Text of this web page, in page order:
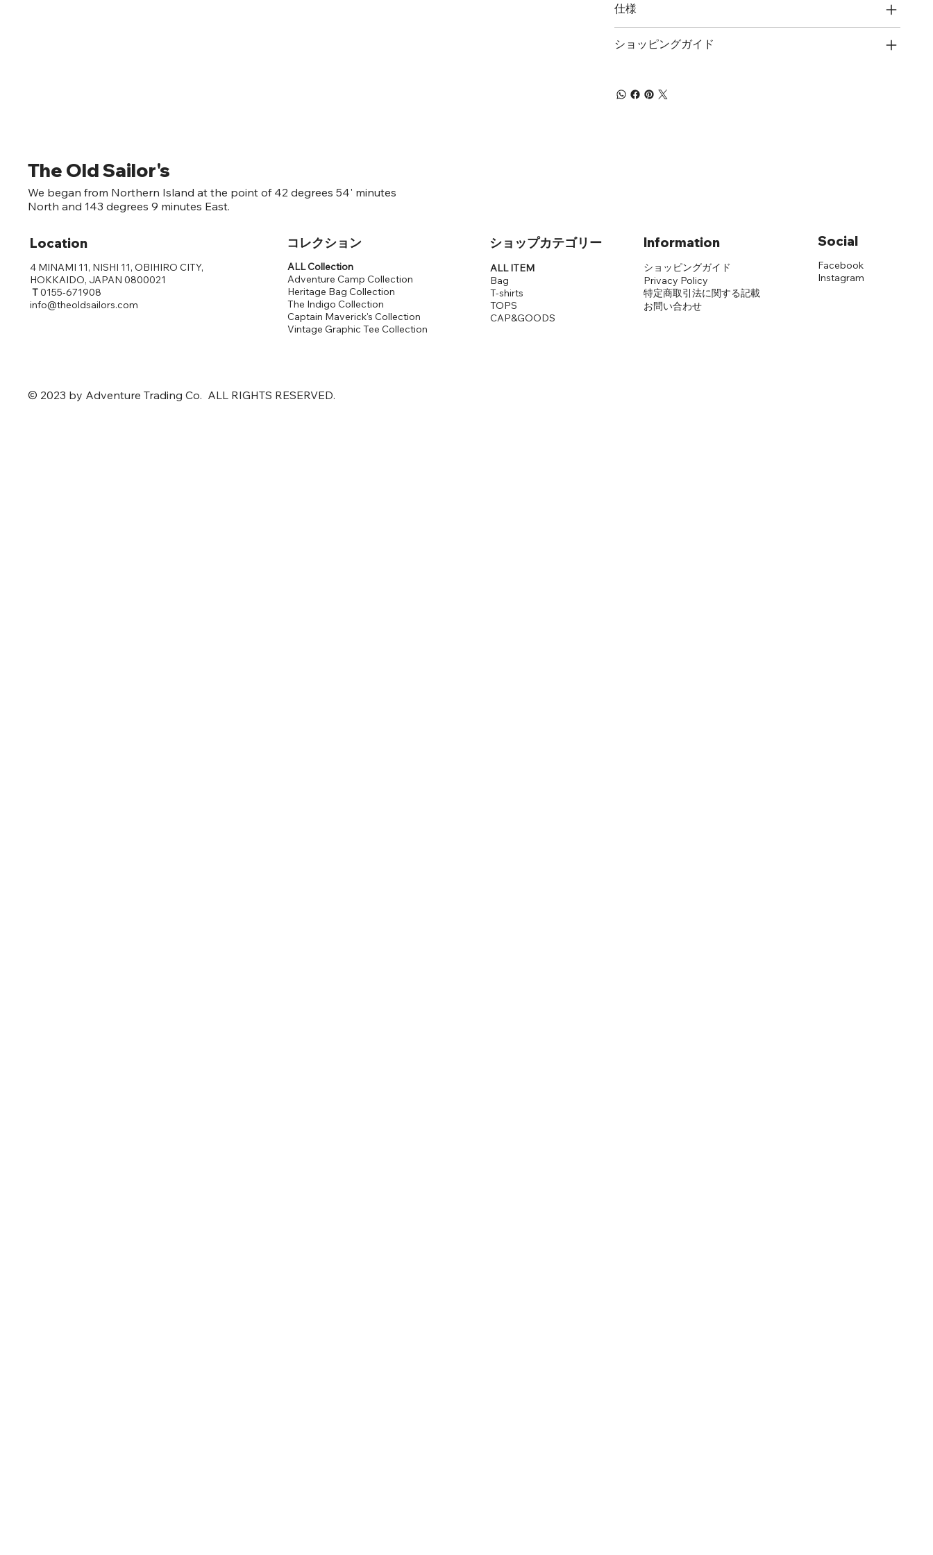
仕様
ショッピングガイド
The Old Sailor's
4 MINAMI 11, NISHI 11, OBIHIRO CITY,
HOKKAIDO, JAPAN 0800021
T0155-671908
info@theoldsailors.com
Location ​ショップカテゴリー
ALL ITEM
Bag
T-shirts
TOPS
CAP&GOODS
ショッピングガイド
Privacy Policy
​特定商取引法に関する記載
​お問い合わせ
Information
© 2023 by Adventure Trading Co. ALL RIGHTS RESERVED.
We began from Northern Island at the point of 42 degrees 54' minutes
North and 143 degrees 9 minutes East.
​コレクション
ALL Collection
Adventure Camp Collection
Heritage Bag Collection
The Indigo Collection
Captain Maverick's Collection
​Vintage Graphic Tee Collection
Facebook
Instagram
Social